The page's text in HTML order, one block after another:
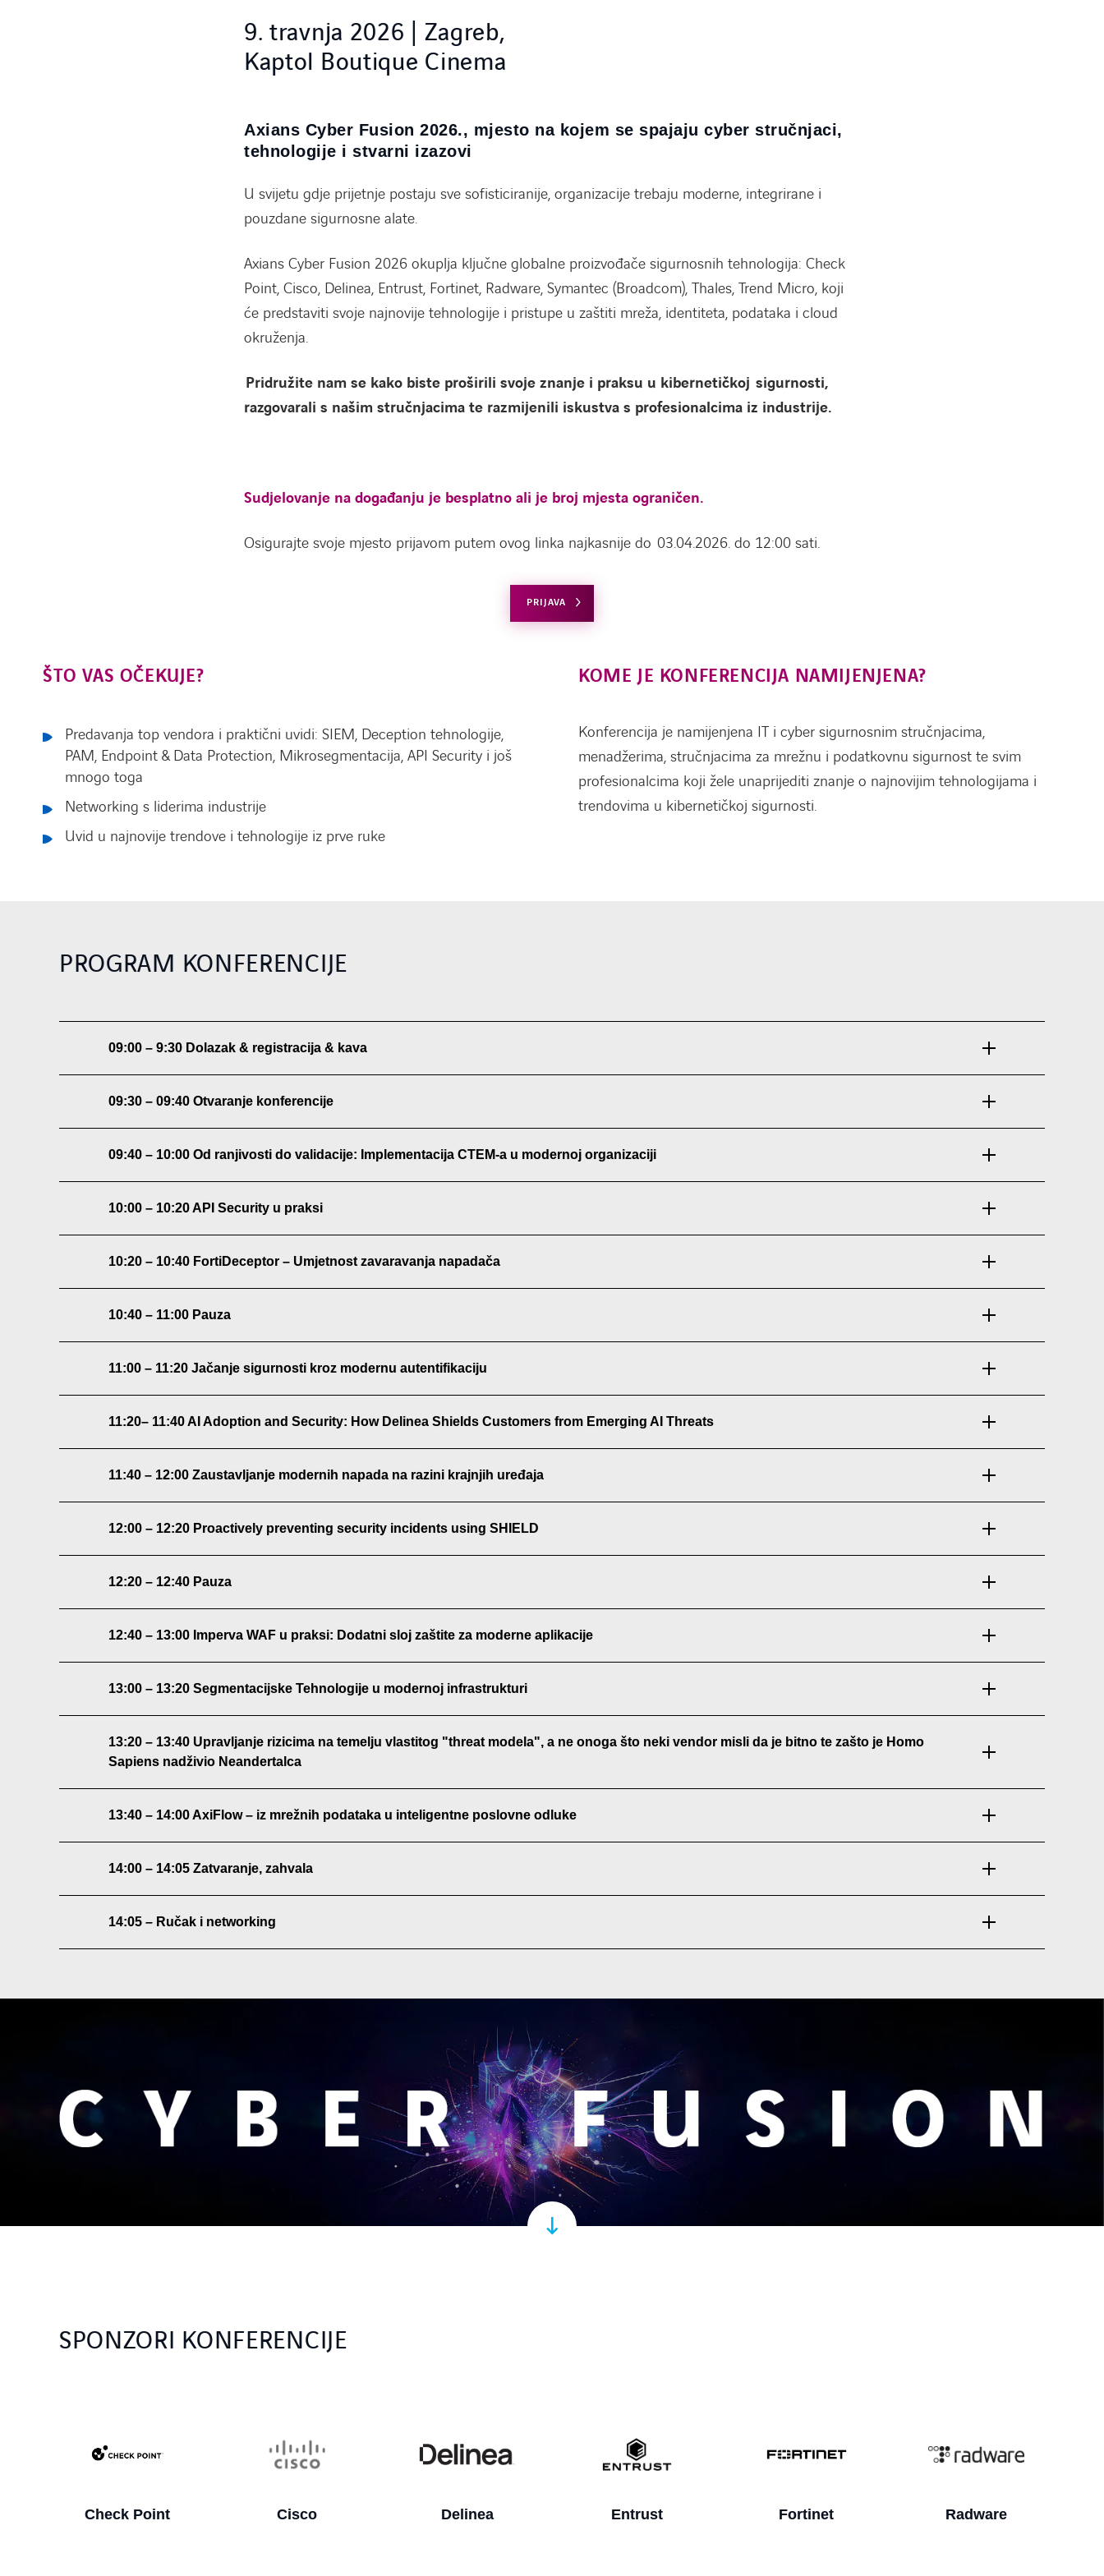
9. travnja 2026 | Zagreb,
Kaptol Boutique Cinema
Axians Cyber Fusion 2026., mjesto na kojem se spajaju cyber stručnjaci,
tehnologije i stvarni izazovi
U svijetu gdje prijetnje postaju sve sofisticiranije, organizacije trebaju moderne, integrirane i
pouzdane sigurnosne alate.
Axians Cyber Fusion 2026 okuplja ključne globalne proizvođače sigurnosnih tehnologija: Check
Point, Cisco, Delinea, Entrust, Fortinet, Radware, Symantec (Broadcom), Thales, Trend Micro, koji
će predstaviti svoje najnovije tehnologije i pristupe u zaštiti mreža, identiteta, podataka i cloud
okruženja.
Pridružite nam se kako biste proširili svoje znanje i praksu u kibernetičkoj sigurnosti,
razgovarali s našim stručnjacima te razmijenili iskustva s profesionalcima iz industrije.
Sudjelovanje na događanju je besplatno ali je broj mjesta ograničen.
Osigurajte svoje mjesto prijavom putem ovog linka najkasnije do 03.04.2026. do 12:00 sati.
PRIJAVA
ŠTO VAS OČEKUJE?
Predavanja top vendora i praktični uvidi: SIEM, Deception tehnologije,
PAM, Endpoint & Data Protection, Mikrosegmentacija, API Security i još
mnogo toga
Networking s liderima industrije
Uvid u najnovije trendove i tehnologije iz prve ruke
KOME JE KONFERENCIJA NAMIJENJENA?
Konferencija je namijenjena IT i cyber sigurnosnim stručnjacima,
menadžerima, stručnjacima za mrežnu i podatkovnu sigurnost te svim
profesionalcima koji žele unaprijediti znanje o najnovijim tehnologijama i
trendovima u kibernetičkoj sigurnosti.
PROGRAM KONFERENCIJE
09:00 – 9:30 Dolazak & registracija & kava
09:30 – 09:40 Otvaranje konferencije
09:40 – 10:00 Od ranjivosti do validacije: Implementacija CTEM-a u modernoj organizaciji
10:00 – 10:20 API Security u praksi
10:20 – 10:40 FortiDeceptor – Umjetnost zavaravanja napadača
10:40 – 11:00 Pauza
11:00 – 11:20 Jačanje sigurnosti kroz modernu autentifikaciju
11:20– 11:40 AI Adoption and Security: How Delinea Shields Customers from Emerging AI Threats
11:40 – 12:00 Zaustavljanje modernih napada na razini krajnjih uređaja
12:00 – 12:20 Proactively preventing security incidents using SHIELD
12:20 – 12:40 Pauza
12:40 – 13:00 Imperva WAF u praksi: Dodatni sloj zaštite za moderne aplikacije
13:00 – 13:20 Segmentacijske Tehnologije u modernoj infrastrukturi
13:20 – 13:40 Upravljanje rizicima na temelju vlastitog "threat modela", a ne onoga što neki vendor misli da je bitno te zašto je Homo
Sapiens nadživio Neandertalca
13:40 – 14:00 AxiFlow – iz mrežnih podataka u inteligentne poslovne odluke
14:00 – 14:05 Zatvaranje, zahvala
14:05 – Ručak i networking
SPONZORI KONFERENCIJE
Cisco Delinea Entrust Fortinet Radware